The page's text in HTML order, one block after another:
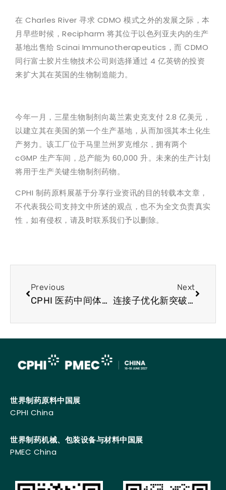
在 Charles River 寻求 CDMO 模式之外的发展之际，本
月早些时候，Recipharm 将其位于以色列亚夫内的生产
基地出售给 Scinai Immunotherapeutics，而 CDMO
同行富士胶片生物技术公司则选择通过 4 亿英镑的投资
来扩大其在英国的生物制造能力。
今年一月，三星生物制剂向葛兰素史克支付 2.8 亿美元，
以建立其在美国的第一个生产基地，从而加强其本土化生
产努力。该工厂位于马里兰州罗克维尔，拥有两个
cGMP 生产车间，总产能为 60,000 升。未来的生产计划
将用于生产关键生物制剂药物。
CPHI 制药原料展基于分享行业资讯的目的转载本文章，
不代表我公司支持文中所述的观点，也不为全文负责真实
性，如有侵权，请及时联系我们予以删除。
Previous
CPHI 医药中间体展会行业简讯：升级再造塑料或可助力生产帕金森病药物
Next
连接子优化新突破！解锁 PROTAC 靶向递送新可能
世界制药原料中国展
CPHI China
世界制药机械、包装设备与材料中国展
PMEC China